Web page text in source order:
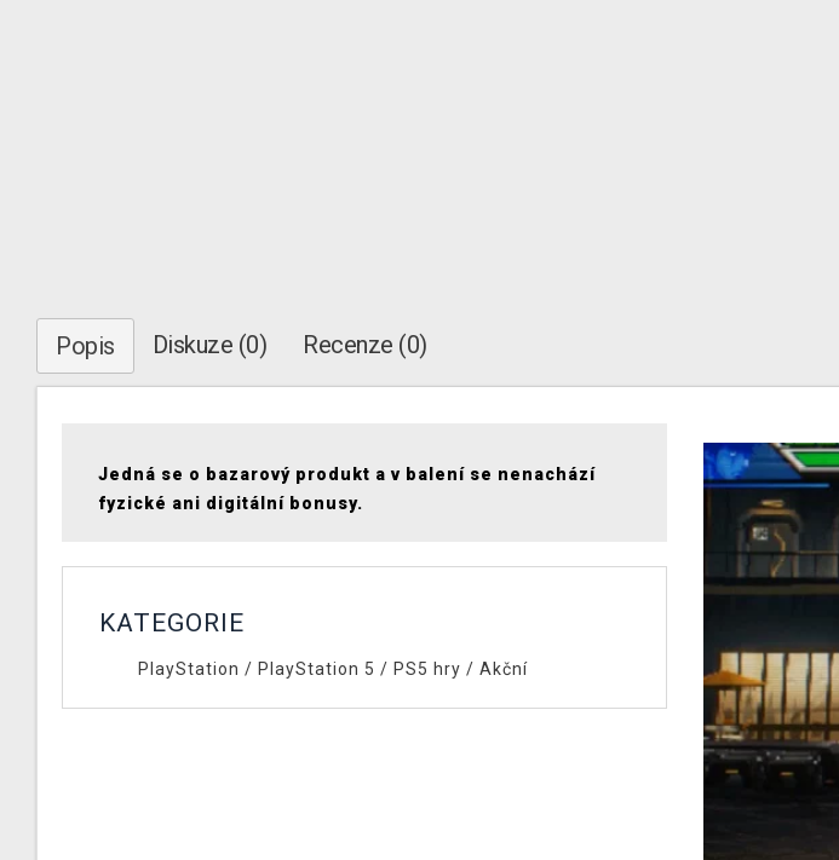
Popis Diskuze (0) Recenze (0)
Jedná se o bazarový produkt a v balení se nenachází
fyzické ani digitální bonusy.
KATEGORIE
PlayStation / PlayStation 5 / PS5 hry / Akční